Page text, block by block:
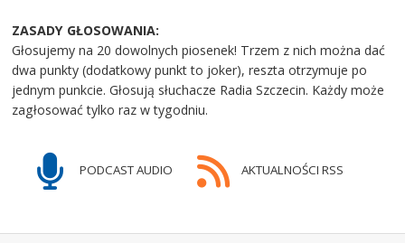
ZASADY GŁOSOWANIA:
Głosujemy na 20 dowolnych piosenek! Trzem z nich można dać
dwa punkty (dodatkowy punkt to joker), reszta otrzymuje po
jednym punkcie. Głosują słuchacze Radia Szczecin. Każdy może
zagłosować tylko raz w tygodniu.
PODCAST AUDIO AKTUALNOŚCI RSS